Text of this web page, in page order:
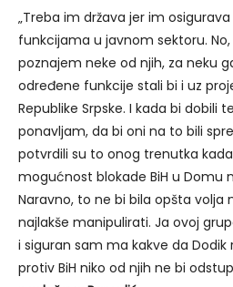
„Treba im država jer im
funkcijama u javnom sektoru.
poznajem neke od njih, za neku
određene funkcije stali bi i uz
Republike Srpske. I kada bi dobili
ponavljam, da bi oni na to bili
potvrdili su to onog trenutka
mogućnost blokade BiH u Domu
Naravno, to ne bi bila opšta volja
najlakše manipulirati. Ja ovoj
i siguran sam ma kakve da
protiv BiH niko od njih ne bi